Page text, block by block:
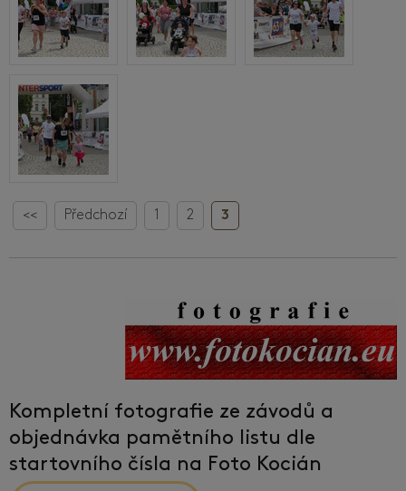
<< Předchozí 1 2 3
Kompletní fotografie ze závodů a
objednávka pamětního listu dle
startovního čísla na Foto Kocián